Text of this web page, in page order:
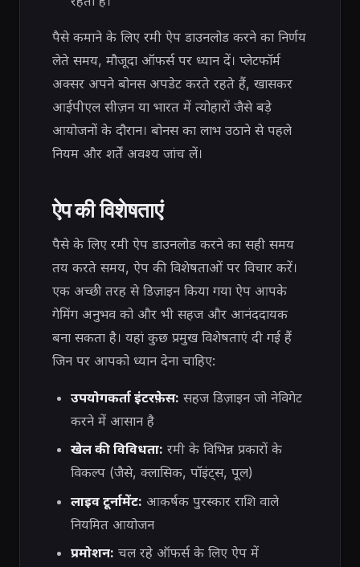
पैसे कमाने के लिए रमी ऐप डाउनलोड करने का निर्णय
लेते समय, मौजूदा ऑफर्स पर ध्यान दें। प्लेटफॉर्म
अक्सर अपने बोनस अपडेट करते रहते हैं, खासकर
आईपीएल सीज़न या भारत में त्योहारों जैसे बड़े
आयोजनों के दौरान। बोनस का लाभ उठाने से पहले
नियम और शर्तें अवश्य जांच लें।
ऐप की विशेषताएं
पैसे के लिए रमी ऐप डाउनलोड करने का सही समय
तय करते समय, ऐप की विशेषताओं पर विचार करें।
एक अच्छी तरह से डिज़ाइन किया गया ऐप आपके
गेमिंग अनुभव को और भी सहज और आनंददायक
बना सकता है। यहां कुछ प्रमुख विशेषताएं दी गई हैं
जिन पर आपको ध्यान देना चाहिए:
उपयोगकर्ता इंटरफ़ेस: सहज डिज़ाइन जो नेविगेट
करने में आसान है
खेल की विविधता: रमी के विभिन्न प्रकारों के
विकल्प (जैसे, क्लासिक, पॉइंट्स, पूल)
लाइव टूर्नामेंट: आकर्षक पुरस्कार राशि वाले
नियमित आयोजन
प्रमोशन: चल रहे ऑफर्स के लिए ऐप में